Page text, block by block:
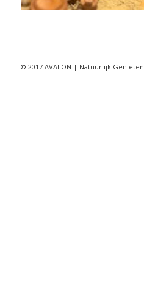
© 2017 AVALON | Natuurlijk Genieten